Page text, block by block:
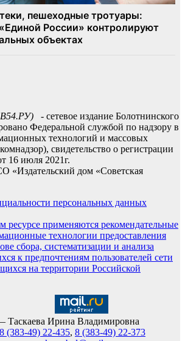
- сетевое издание Болотнинского
Федеральной службой по надзору в
технологий и массовых
свидетельство о регистрации
16 июля 2021г.
«Издательский дом «Советская
персональных данных
применяются рекомендательные
технологии предоставления
сбора, систематизации и анализа
к предпочтениям пользователей сети
на территории Российской
Таскаева Ирина Владимировна
8 (383-49) 22-435, 8 (383-49) 22-373